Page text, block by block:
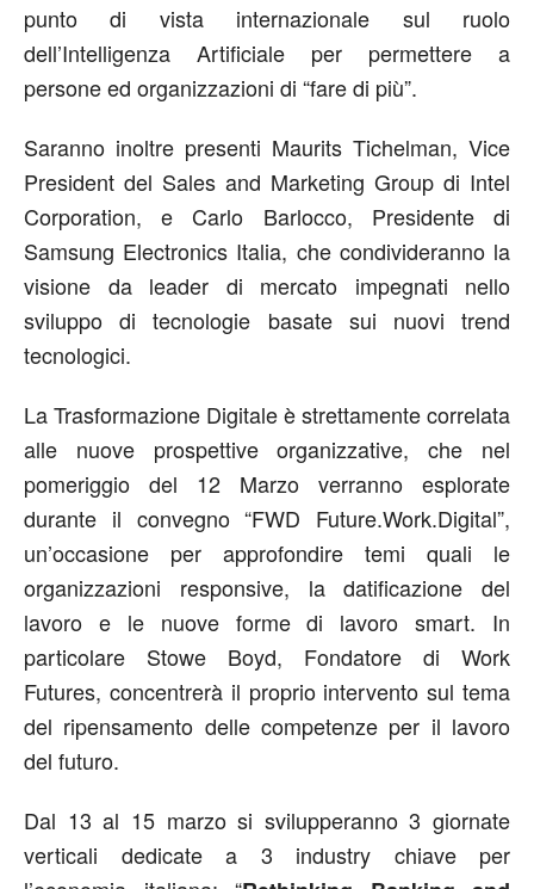
punto di vista internazionale sul ruolo
dell’Intelligenza Artificiale per permettere a
persone ed organizzazioni di “fare di più”.
Saranno inoltre presenti Maurits Tichelman, Vice
President del Sales and Marketing Group di Intel
Corporation, e Carlo Barlocco, Presidente di
Samsung Electronics Italia, che condivideranno la
visione da leader di mercato impegnati nello
sviluppo di tecnologie basate sui nuovi trend
tecnologici.
La Trasformazione Digitale è strettamente correlata
alle nuove prospettive organizzative, che nel
pomeriggio del 12 Marzo verranno esplorate
durante il convegno “FWD Future.Work.Digital”,
un’occasione per approfondire temi quali le
organizzazioni responsive, la datificazione del
lavoro e le nuove forme di lavoro smart. In
particolare Stowe Boyd​, Fondatore di Work
Futures, concentrerà il proprio intervento sul tema
del ripensamento delle competenze per il lavoro
del futuro.
Dal 13 al 15 marzo si svilupperanno 3 giornate
verticali dedicate a 3 industry chiave per